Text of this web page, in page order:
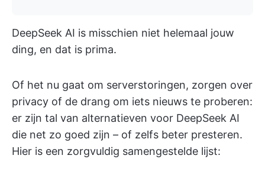
DeepSeek AI is misschien niet helemaal jouw
ding, en dat is prima.
Of het nu gaat om serverstoringen, zorgen over
privacy of de drang om iets nieuws te proberen:
er zijn tal van alternatieven voor DeepSeek AI
die net zo goed zijn – of zelfs beter presteren.
Hier is een zorgvuldig samengestelde lijst: